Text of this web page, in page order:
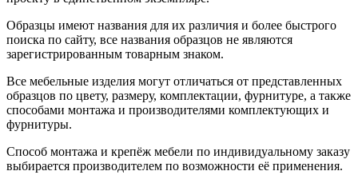
Образцы имеют названия для их различия и более быстрого
поиска по сайту, все названия образцов не являются
зарегистрированным товарным знаком.
Все мебельные изделия могут отличаться от представленных
образцов по цвету, размеру, комплектации, фурнитуре, а также
способами монтажа и производителями комплектующих и
фурнитуры.
Способ монтажа и крепёж мебели по индивидуальному заказу
выбирается производителем по возможности её применения.